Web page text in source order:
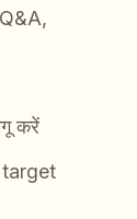
करें
target